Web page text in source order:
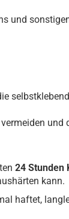
und
und
24 Stunden
kann.
haftet,